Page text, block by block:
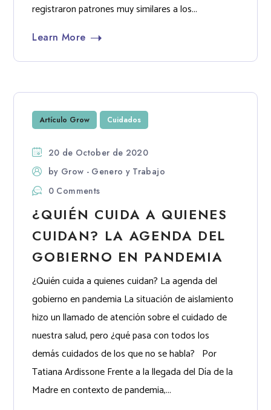
registraron patrones muy similares a los...
Learn More
Artículo Grow Cuidados
20 de October de 2020
by Grow - Genero y Trabajo
0 Comments
¿QUIÉN CUIDA A QUIENES
CUIDAN? LA AGENDA DEL
GOBIERNO EN PANDEMIA
¿Quién cuida a quienes cuidan? La agenda del
gobierno en pandemia La situación de aislamiento
hizo un llamado de atención sobre el cuidado de
nuestra salud, pero ¿qué pasa con todos los
demás cuidados de los que no se habla? Por
Tatiana Ardissone Frente a la llegada del Día de la
Madre en contexto de pandemia,...